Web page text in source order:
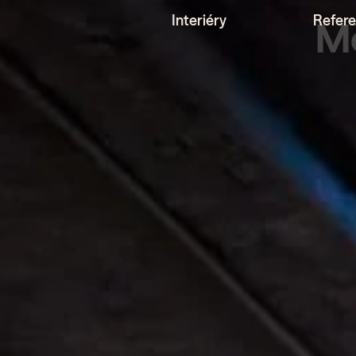
Interiéry